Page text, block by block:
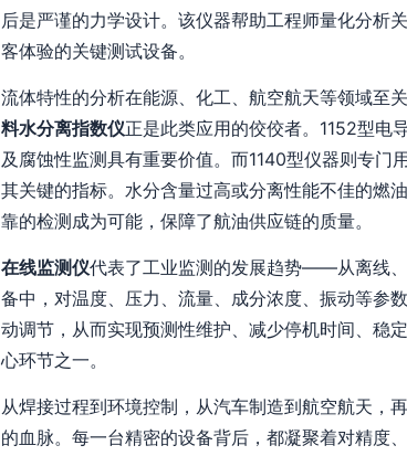
后是严谨的力学设计。该仪器帮助工程师量化分析
客体验的关键测试设备。
流体特性的分析在能源、化工、航空航天等领域至
料水分离指数仪正是此类应用的佼佼者。1152型电
及腐蚀性监测具有重要价值。而1140型仪器则专
其关键的指标。水分含量过高或分离性能不佳的燃
靠的检测成为可能，保障了航油供应链的质量。
在线监测仪代表了工业监测的发展趋势——从离线
备中，对温度、压力、流量、成分浓度、振动等参
动调节，从而实现预测性维护、减少停机时间、稳
心环节之一。
从焊接过程到环境控制，从汽车制造到航空航天，
的血脉。每一台精密的设备背后，都凝聚着对精度